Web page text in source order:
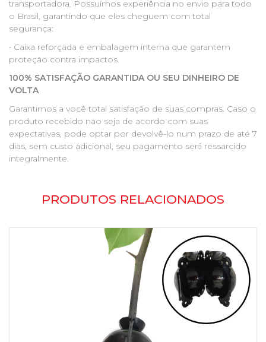
transportadora. Possuímos experiência no envio para todo
o Brasil, garantindo que eles cheguem com total
segurança:
• Caixa reforçada e embalagem interna que garantem
proteção contra impactos.
100% SATISFAÇÃO GARANTIDA OU SEU DINHEIRO DE
VOLTA
Garantimos a você total satisfação de suas compras. Caso o
produto recebido não seja de acordo com suas
expectativas, pode optar por devolvê-lo num prazo de até 7
dias, sem custo adicional, seu pagamento será ressarcido
integralmente.
PRODUTOS RELACIONADOS